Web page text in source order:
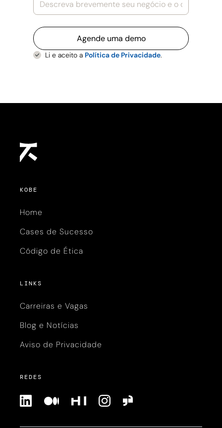
Li e aceito a Política de Privacidade.
KOBE
Home
Cases de Sucesso
Código de Ética
LINKS
Carreiras e Vagas
Blog e Notícias
Aviso de Privacidade
REDES